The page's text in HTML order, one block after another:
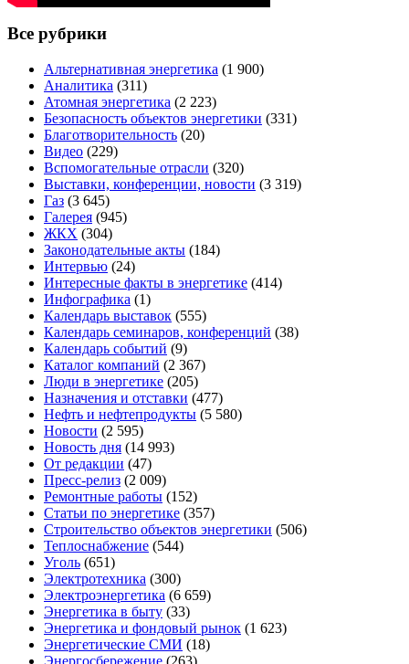
Все рубрики
Альтернативная энергетика (1 900)
Аналитика (311)
Атомная энергетика (2 223)
Безопасность объектов энергетики (331)
Благотворительность (20)
Видео (229)
Вспомогательные отрасли (320)
Выставки, конференции, новости (3 319)
Газ (3 645)
Галерея (945)
ЖКХ (304)
Законодательные акты (184)
Интервью (24)
Интересные факты в энергетике (414)
Инфографика (1)
Календарь выставок (555)
Календарь семинаров, конференций (38)
Календарь событий (9)
Каталог компаний (2 367)
Люди в энергетике (205)
Назначения и отставки (477)
Нефть и нефтепродукты (5 580)
Новости (2 595)
Новость дня (14 993)
От редакции (47)
Пресс-релиз (2 009)
Ремонтные работы (152)
Статьи по энергетике (357)
Строительство объектов энергетики (506)
Теплоснабжение (544)
Уголь (651)
Электротехника (300)
Электроэнергетика (6 659)
Энергетика в быту (33)
Энергетика и фондовый рынок (1 623)
Энергетические СМИ (18)
Энергосбережение (263)